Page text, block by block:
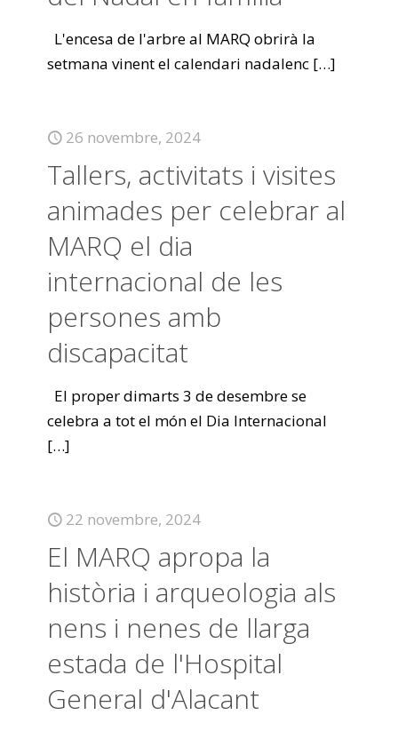
L'encesa de l'arbre al MARQ obrirà la
setmana vinent el calendari nadalenc […]
26 novembre, 2024
Tallers, activitats i visites
animades per celebrar al
MARQ el dia
internacional de les
persones amb
discapacitat
El proper dimarts 3 de desembre se
celebra a tot el món el Dia Internacional
[…]
22 novembre, 2024
El MARQ apropa la
història i arqueologia als
nens i nenes de llarga
estada de l'Hospital
General d'Alacant